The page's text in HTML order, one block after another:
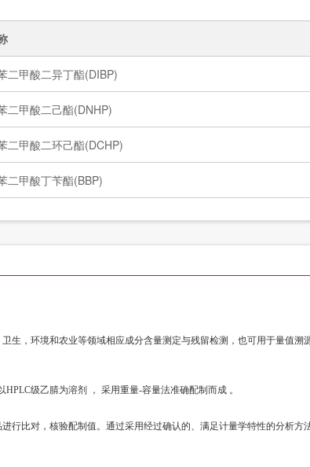
二甲酸二异丁酯(DIBP)
二甲酸二己酯(DNHP)
二甲酸二环己酯(DCHP)
二甲酸丁苄酯(BBP)
生，环境和农业等领域相应成分含量测定与残留检测，也可用于量值溯
级乙腈为溶剂 ， 采用重量-容量法准确配制而成 。
行比对，核验配制值。通过采用经过确认的、满足计量学特性的分析方